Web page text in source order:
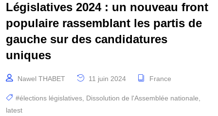
Législatives 2024 : un nouveau front
populaire rassemblant les partis de
gauche sur des candidatures
uniques
Nawel THABET 11 juin 2024 France
#élections législatives Dissolution de l'Assemblée nationale
latest